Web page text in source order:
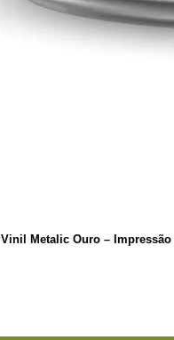
Vinil Metalic Ouro –